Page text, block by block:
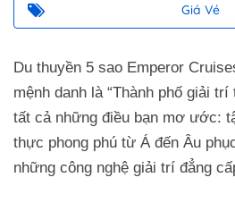
Giá Vé
Du thuyền 5 sao Emperor
mệnh danh là “Thành phố giải
tất cả những điều bạn mơ ước:
thực phong phú từ Á đến Âu
những công nghệ giải trí đẳng